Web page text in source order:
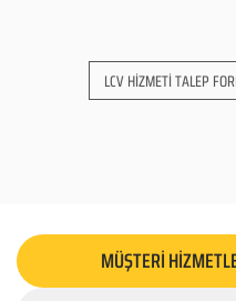
LCV HİZMETİ TALEP
MÜŞTERİ